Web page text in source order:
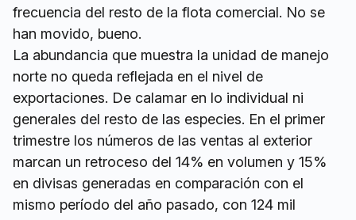
frecuencia del resto de la flota comercial. No se
han movido, bueno.
La abundancia que muestra la unidad de manejo
norte no queda reflejada en el nivel de
exportaciones. De calamar en lo individual ni
generales del resto de las especies. En el primer
trimestre los números de las ventas al exterior
marcan un retroceso del 14% en volumen y 15%
en divisas generadas en comparación con el
mismo período del año pasado, con 124 mil